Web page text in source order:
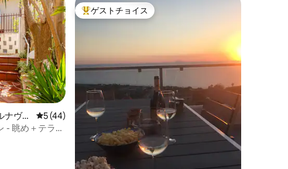
評価
ナヴァ
ドミニ
レビュー44件、5つ星中5つ星の平均評価
5 (44)
- 眺め＋テラス
大好評のゲストチョイスです。
ゲストチョイス